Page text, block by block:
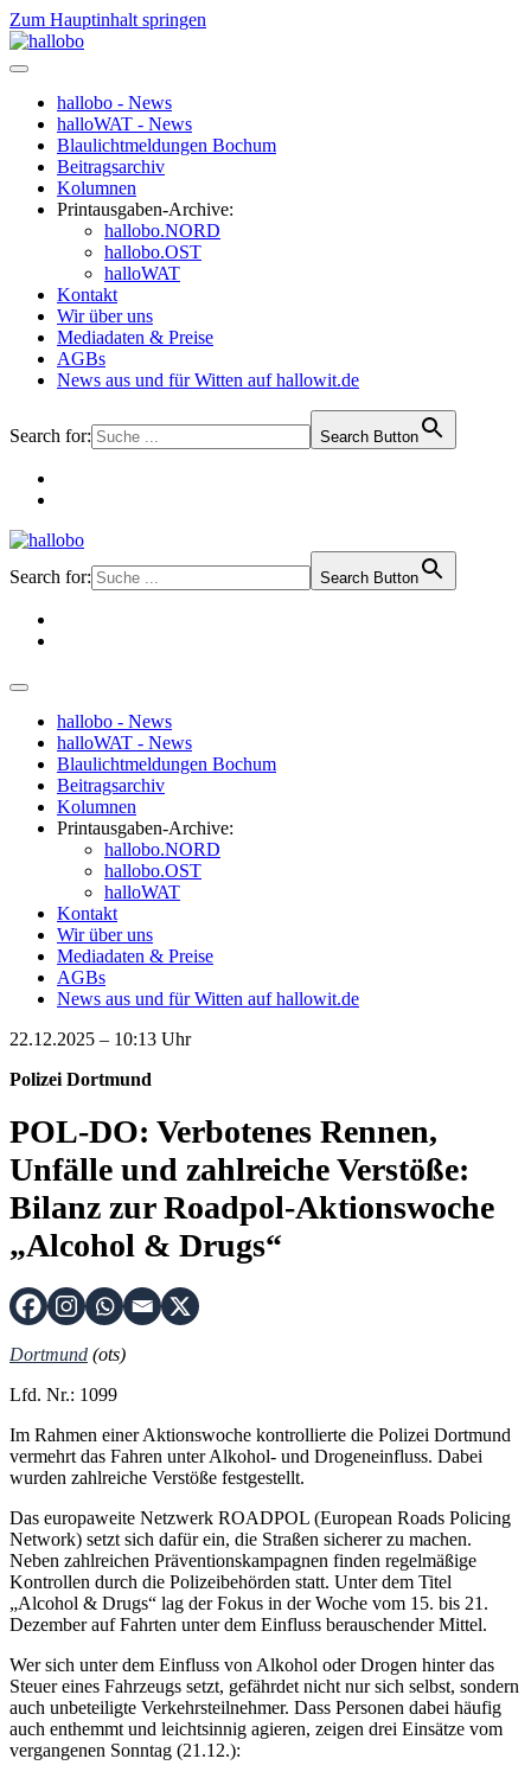
Zum Hauptinhalt springen
hallobo - News
halloWAT - News
Blaulichtmeldungen Bochum
Beitragsarchiv
Kolumnen
Printausgaben-Archive:
hallobo.NORD
hallobo.OST
halloWAT
Kontakt
Wir über uns
Mediadaten & Preise
AGBs
News aus und für Witten auf hallowit.de
Search for: Search Button
Search for: Search Button
hallobo - News
halloWAT - News
Blaulichtmeldungen Bochum
Beitragsarchiv
Kolumnen
Printausgaben-Archive:
hallobo.NORD
hallobo.OST
halloWAT
Kontakt
Wir über uns
Mediadaten & Preise
AGBs
News aus und für Witten auf hallowit.de
22.12.2025 – 10:13 Uhr
Polizei Dortmund
POL-DO: Verbotenes Rennen,
Unfälle und zahlreiche Verstöße:
Bilanz zur Roadpol-Aktionswoche
„Alcohol & Drugs“
Dortmund (ots)
Lfd. Nr.: 1099
Im Rahmen einer Aktionswoche kontrollierte die Polizei Dortmund
vermehrt das Fahren unter Alkohol- und Drogeneinfluss. Dabei
wurden zahlreiche Verstöße festgestellt.
Das europaweite Netzwerk ROADPOL (European Roads Policing
Network) setzt sich dafür ein, die Straßen sicherer zu machen.
Neben zahlreichen Präventionskampagnen finden regelmäßige
Kontrollen durch die Polizeibehörden statt. Unter dem Titel
„Alcohol & Drugs“ lag der Fokus in der Woche vom 15. bis 21.
Dezember auf Fahrten unter dem Einfluss berauschender Mittel.
Wer sich unter dem Einfluss von Alkohol oder Drogen hinter das
Steuer eines Fahrzeugs setzt, gefährdet nicht nur sich selbst, sondern
auch unbeteiligte Verkehrsteilnehmer. Dass Personen dabei häufig
auch enthemmt und leichtsinnig agieren, zeigen drei Einsätze vom
vergangenen Sonntag (21.12.):